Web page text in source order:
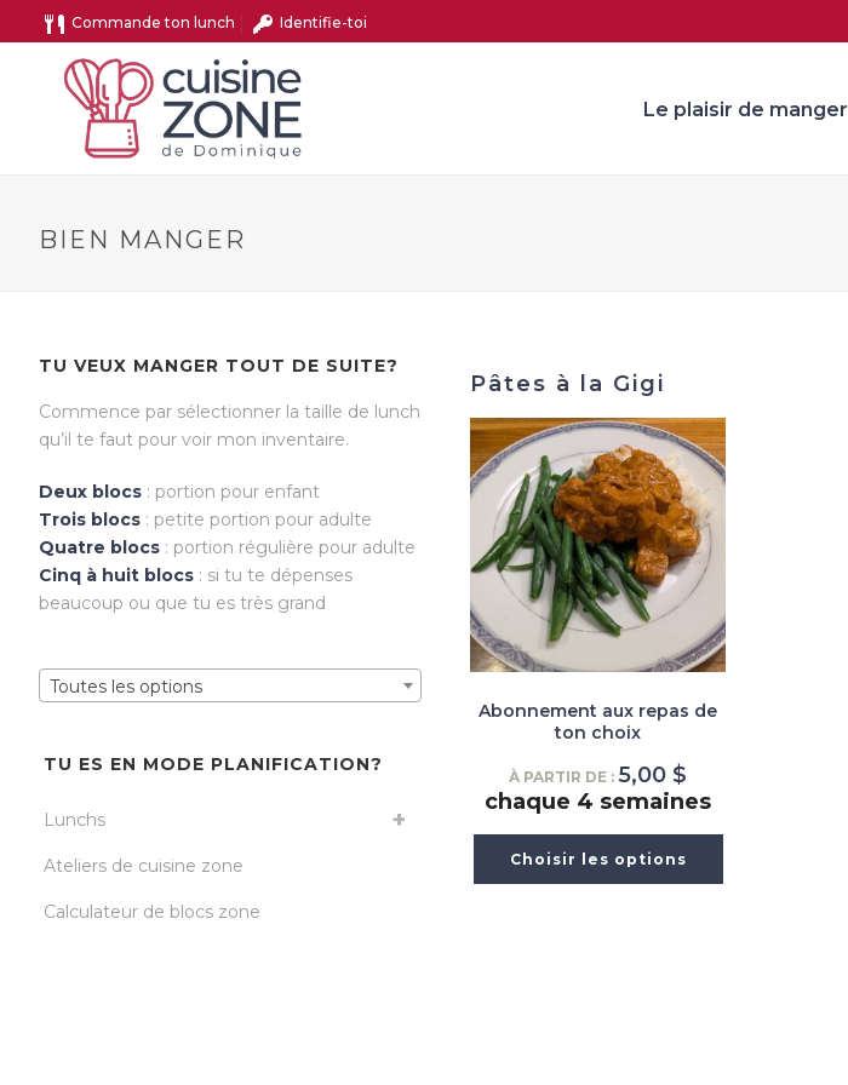
Commande ton lunch Identifie-toi
Le plaisir de manger
BIEN MANGER
Pâtes à la Gigi
Abonnement aux repas de
ton choix
À PARTIR DE :5,00 $
chaque 4 semaines
Choisir les options
TU VEUX MANGER TOUT DE SUITE?
Commence par sélectionner la taille de lunch
qu’il te faut pour voir mon inventaire.
Deux blocs : portion pour enfant
Trois blocs : petite portion pour adulte
Quatre blocs : portion régulière pour adulte
Cinq à huit blocs : si tu te dépenses
beaucoup ou que tu es très grand
Toutes les options
TU ES EN MODE PLANIFICATION?
Lunchs
Ateliers de cuisine zone
Calculateur de blocs zone